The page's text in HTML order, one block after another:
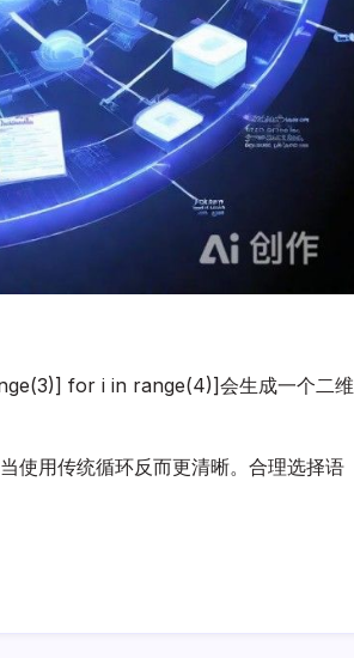
for i in range(4)]会生成一个二维
使用传统循环反而更清晰。合理选择语